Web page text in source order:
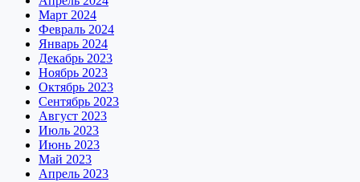
Март 2024
Февраль 2024
Январь 2024
Декабрь 2023
Ноябрь 2023
Октябрь 2023
Сентябрь 2023
Август 2023
Июль 2023
Июнь 2023
Май 2023
Апрель 2023